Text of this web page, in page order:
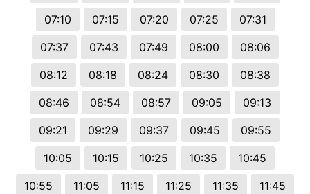
07:10
07:15 07:20 07:25
07:31
07:37
07:43 07:49 08:00
08:06
08:12
08:18 08:24 08:30
08:38
08:46
08:54 08:57 09:05
09:13
09:21
09:29 09:37 09:45
09:55
10:05
10:15 10:25 10:35
10:45
10:55
11:05 11:15 11:25 11:35
11:45